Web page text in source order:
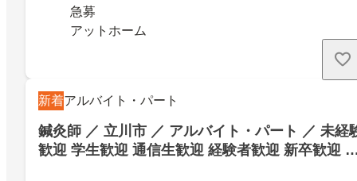
急募
アットホーム
新着アルバイト・パート
鍼灸師 ／ 立川市 ／ アルバイト・パート ／ 未経
歓迎 学生歓迎 通信生歓迎 経験者歓迎 新卒歓迎